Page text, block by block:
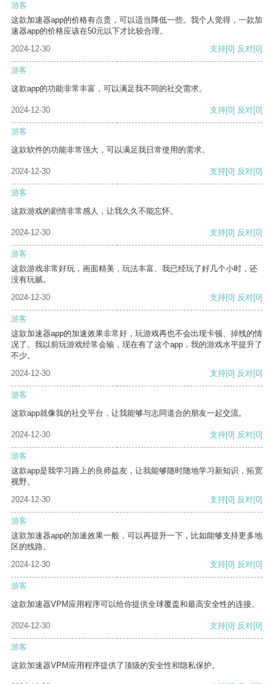
游客
这款加速器app的价格有点贵，可以适当降低一些。我个人觉得，一款加
速器app的价格应该在50元以下才比较合理。
2024-12-30
支持[0] 反对[0]
游客
这款app的功能非常丰富，可以满足我不同的社交需求。
2024-12-30 支持[0] 反对[0]
游客
这款软件的功能非常强大，可以满足我日常使用的需求。
2024-12-30 支持[0] 反对[0]
游客
这款游戏的剧情非常感人，让我久久不能忘怀。
2024-12-30 支持[0] 反对[0]
游客
这款游戏非常好玩，画面精美，玩法丰富。我已经玩了好几个小时，还
没有玩腻。
2024-12-30
支持[0] 反对[0]
游客
这款加速器app的加速效果非常好，玩游戏再也不会出现卡顿、掉线的情
况了。我以前玩游戏经常会输，现在有了这个app，我的游戏水平提升了
不少。
2024-12-30
支持[0] 反对[0]
游客
这款app就像我的社交平台，让我能够与志同道合的朋友一起交流。
2024-12-30 支持[0] 反对[0]
游客
这款app是我学习路上的良师益友，让我能够随时随地学习新知识，拓宽
视野。
2024-12-30
支持[0] 反对[0]
游客
这款加速器app的加速效果一般，可以再提升一下，比如能够支持更多地
区的线路。
2024-12-30
支持[0] 反对[0]
游客
这款加速器VPM应用程序可以给你提供全球覆盖和最高安全性的连接。
2024-12-30 支持[0] 反对[0]
游客
这款加速器VPM应用程序提供了顶级的安全性和隐私保护。